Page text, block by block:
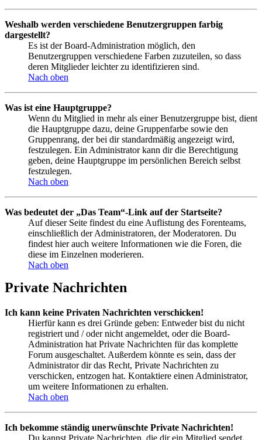
Weshalb werden verschiedene Benutzergruppen farbig
dargestellt?
Es ist der Board-Administration möglich, den
Benutzergruppen verschiedene Farben zuzuteilen, so dass
deren Mitglieder leichter zu identifizieren sind.
Nach oben
Was ist eine Hauptgruppe?
Wenn du Mitglied in mehr als einer Benutzergruppe bist, dient
die Hauptgruppe dazu, deine Gruppenfarbe sowie den
Gruppenrang, der bei dir standardmäßig angezeigt wird,
festzulegen. Ein Administrator kann dir die Berechtigung
geben, deine Hauptgruppe im persönlichen Bereich selbst
festzulegen.
Nach oben
Was bedeutet der „Das Team“-Link auf der Startseite?
Auf dieser Seite findest du eine Auflistung des Forenteams,
einschließlich der Administratoren, der Moderatoren. Du
findest hier auch weitere Informationen wie die Foren, die
diese im Einzelnen moderieren.
Nach oben
Private Nachrichten
Ich kann keine Privaten Nachrichten verschicken!
Hierfür kann es drei Gründe geben: Entweder bist du nicht
registriert und / oder nicht angemeldet, oder die Board-
Administration hat Private Nachrichten für das komplette
Forum ausgeschaltet. Außerdem könnte es sein, dass der
Administrator dir das Recht, Private Nachrichten zu
verschicken, entzogen hat. Kontaktiere einen Administrator,
um weitere Informationen zu erhalten.
Nach oben
Ich bekomme ständig unerwünschte Private Nachrichten!